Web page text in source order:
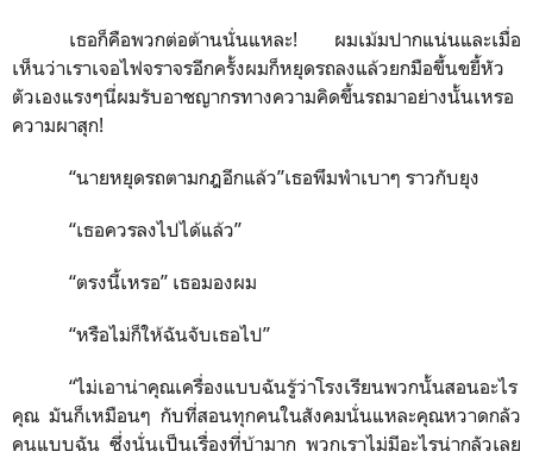
เธอก็คือพวกต่อต้านนั่นแหละ! ผมเม้มปากแน่นและเมื่อ
เห็นว่าเราเจอไฟจราจรอีกครั้งผมก็หยุดรถลงแล้วยกมือขึ้นขยี้หัว
ตัวเองแรงๆนี่ผมรับอาชญากรทางความคิดขึ้นรถมาอย่างนั้นเหรอ
ความผาสุก!
“นายหยุดรถตามกฎอีกแล้ว”เธอพึมพำเบาๆ ราวกับยุง
“เธอควรลงไปได้แล้ว”
“ตรงนี้เหรอ” เธอมองผม
“หรือไม่ก็ให้ฉันจับเธอไป”
“ไม่เอาน่าคุณเครื่องแบบฉันรู้ว่าโรงเรียนพวกนั้นสอนอะไร
คุณ มันก็เหมือนๆ กับที่สอนทุกคนในสังคมนั่นแหละคุณหวาดกลัว
คนแบบฉัน ซึ่งนั่นเป็นเรื่องที่บ้ามาก พวกเราไม่มีอะไรน่ากลัวเลย